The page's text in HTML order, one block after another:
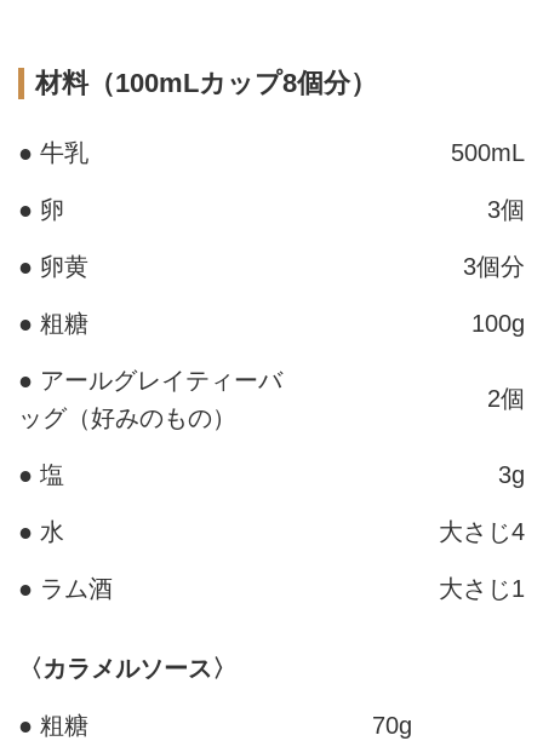
材料（100mLカップ8個分）
● 牛乳 500mL
● 卵 3個
● 卵黄 3個分
● 粗糖 100g
● アールグレイティーバ
ッグ（好みのもの）
2個
● 塩 3g
● 水 大さじ4
● ラム酒 大さじ1
〈カラメルソース〉
● 粗糖 70g